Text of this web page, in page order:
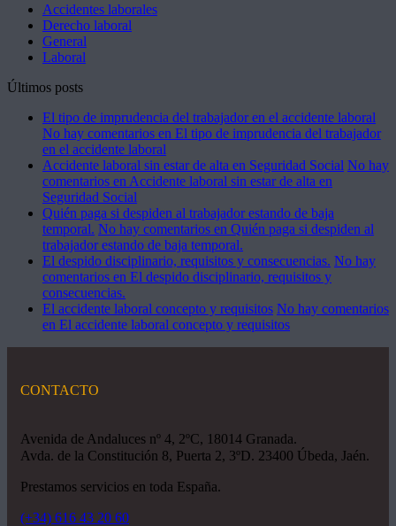
Accidentes laborales
Derecho laboral
General
Laboral
Últimos posts
El tipo de imprudencia del trabajador en el accidente laboral
No hay comentarios en El tipo de imprudencia del trabajador
en el accidente laboral
Accidente laboral sin estar de alta en Seguridad Social No hay
comentarios en Accidente laboral sin estar de alta en
Seguridad Social
Quién paga si despiden al trabajador estando de baja
temporal. No hay comentarios en Quién paga si despiden al
trabajador estando de baja temporal.
El despido disciplinario, requisitos y consecuencias. No hay
comentarios en El despido disciplinario, requisitos y
consecuencias.
El accidente laboral concepto y requisitos No hay comentarios
en El accidente laboral concepto y requisitos
CONTACTO
Avenida de Andaluces nº 4, 2ºC, 18014 Granada.
Avda. de la Constitución 8, Puerta 2, 3ºD. 23400 Úbeda, Jaén.
Prestamos servicios en toda España.
(+34) 616 43 20 60